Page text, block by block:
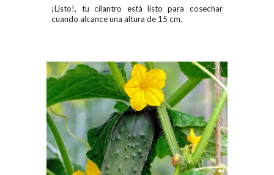
¡Listo!, tu cilantro está listo para cosechar
cuando alcance una altura de 15 cm.